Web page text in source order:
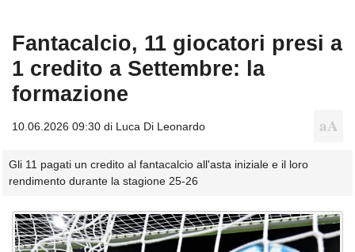
Fantacalcio, 11 giocatori presi a
1 credito a Settembre: la
formazione
10.06.2026 09:30 di Luca Di Leonardo
Gli 11 pagati un credito al fantacalcio all'asta iniziale e il loro
rendimento durante la stagione 25-26